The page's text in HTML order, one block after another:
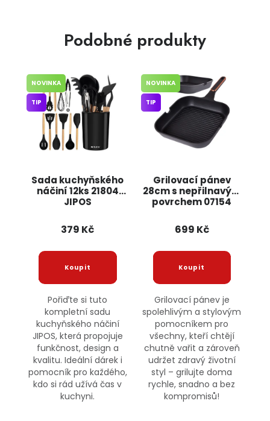
Podobné produkty
Sada kuchyňského
náčiní 12ks 21804
JIPOS
NOVINKA
TIP
379 Kč
Pořiďte si tuto
kompletní sadu
kuchyňského náčiní
JIPOS, která propojuje
funkčnost, design a
kvalitu. Ideální dárek i
pomocník pro každého,
kdo si rád užívá čas v
kuchyni.
Grilovací pánev
28cm s nepřilnavým
povrchem 07154
NOVINKA
TIP
699 Kč
Grilovací pánev je
spolehlivým a stylovým
pomocníkem pro
všechny, kteří chtějí
chutně vařit a zároveň
udržet zdravý životní
styl – grilujte doma
rychle, snadno a bez
kompromisů!